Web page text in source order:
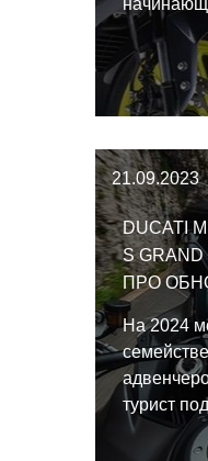
прав.
Yamaha
R15, два
категорий.
21.09.2023
DUCATI
S GRAND
ПРО
На 2024
турист